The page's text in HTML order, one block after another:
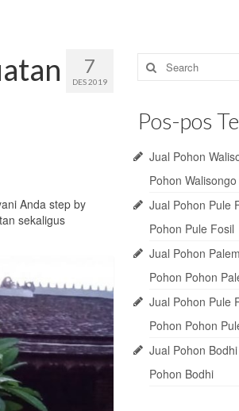
7
DES 2019
Anda step by
sekaligus
Search
for:
Pos-pos
Jual Pohon
Pohon Walisongo
Jual Pohon Pule
Pohon Pule Fosil
Jual Pohon
Pohon Pohon
Jual Pohon Pule
Pohon Pohon
Jual Pohon
Pohon Bodhi